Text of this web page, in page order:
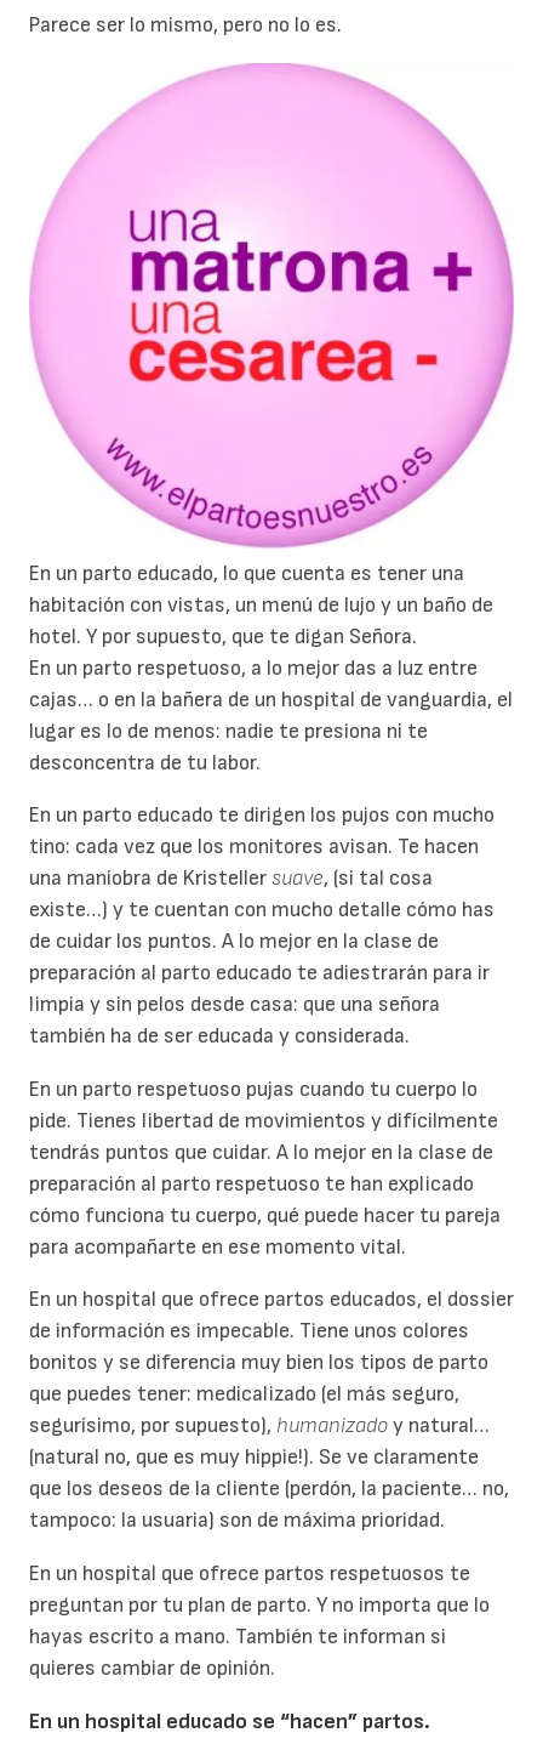
Parece ser lo mismo, pero no lo es.
En un parto educado, lo que cuenta es tener una
habitación con vistas, un menú de lujo y un baño de
hotel. Y por supuesto, que te digan Señora.
En un parto respetuoso, a lo mejor das a luz entre
cajas… o en la bañera de un hospital de vanguardia, el
lugar es lo de menos: nadie te presiona ni te
desconcentra de tu labor.
En un parto educado te dirigen los pujos con mucho
tino: cada vez que los monitores avisan. Te hacen
una maniobra de Kristeller suave, (si tal cosa
existe…) y te cuentan con mucho detalle cómo has
de cuidar los puntos. A lo mejor en la clase de
preparación al parto educado te adiestrarán para ir
limpia y sin pelos desde casa: que una señora
también ha de ser educada y considerada.
En un parto respetuoso pujas cuando tu cuerpo lo
pide. Tienes libertad de movimientos y difícilmente
tendrás puntos que cuidar. A lo mejor en la clase de
preparación al parto respetuoso te han explicado
cómo funciona tu cuerpo, qué puede hacer tu pareja
para acompañarte en ese momento vital.
En un hospital que ofrece partos educados, el dossier
de información es impecable. Tiene unos colores
bonitos y se diferencia muy bien los tipos de parto
que puedes tener: medicalizado (el más seguro,
segurísimo, por supuesto), humanizadoy natural…
(natural no, que es muy hippie!). Se ve claramente
que los deseos de la cliente (perdón, la paciente… no,
tampoco: la usuaria) son de máxima prioridad.
En un hospital que ofrece partos respetuosos te
preguntan por tu plan de parto. Y no importa que lo
hayas escrito a mano. También te informan si
quieres cambiar de opinión.
En un hospital educado se “hacen” partos.